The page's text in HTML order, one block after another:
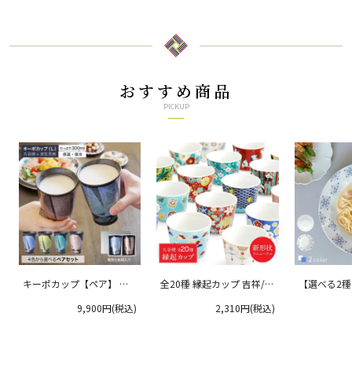
おすすめ商品
PICKUP
キーポカップ【ペア】 ラ
9,900円(税込)
全20種 縁起カップ 吉祥/青
2,310円(税込)
【選べる2